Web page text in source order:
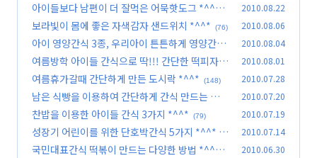
2)
아이들보다 남편이 더 잘먹은 어묵핫도그 *^^*
(76)
2010.08.22
보라빛이 몸에 좋은 자색감자 샌드위치 *^^* (76) 2010.08.06
아이 영양간식 3종, 우리아이 튼튼하게 영양간식
3가지 *^^* (135)
2010.08.04
여름방학 아이들 간식으로 딱!!! 간단한 떡피자 *
^^* (79)
2010.08.01
여름휴가갈때 간단하게 만든 도시락 *^^* (148) 2010.07.28
남은 식빵을 이용하여 간단하게 간식 만드는 방법
*^^* (97)
2010.07.20
찬밥을 이용한 아이들 간식 3가지 *^^* (79) 2010.07.19
성장기 어린이를 위한 단호박간식 5가지 *^^*
(7
5)
2010.07.14
국민대표간식 떡볶이 만드는 다양한 방법 *^^* 2010.06.30